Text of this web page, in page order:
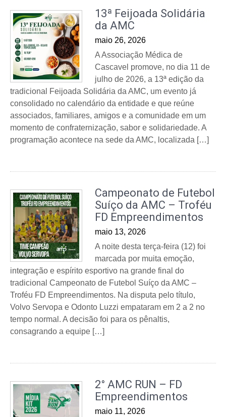
13ª Feijoada Solidária
da AMC
maio 26, 2026
A Associação Médica de
Cascavel promove, no dia 11 de
julho de 2026, a 13ª edição da
tradicional Feijoada Solidária da AMC, um evento já
consolidado no calendário da entidade e que reúne
associados, familiares, amigos e a comunidade em um
momento de confraternização, sabor e solidariedade. A
programação acontece na sede da AMC, localizada […]
Campeonato de Futebol
Suíço da AMC – Troféu
FD Empreendimentos
maio 13, 2026
A noite desta terça-feira (12) foi
marcada por muita emoção,
integração e espírito esportivo na grande final do
tradicional Campeonato de Futebol Suíço da AMC –
Troféu FD Empreendimentos. Na disputa pelo título,
Volvo Servopa e Odonto Luzzi empataram em 2 a 2 no
tempo normal. A decisão foi para os pênaltis,
consagrando a equipe […]
2° AMC RUN – FD
Empreendimentos
maio 11, 2026